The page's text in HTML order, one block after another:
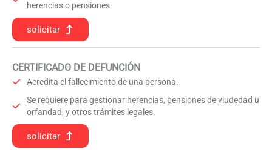
herencias o pensiones.
solicitar
CERTIFICADO DE DEFUNCIÓN
Acredita el fallecimiento de una persona.
Se requiere para gestionar herencias, pensiones de viudedad u
orfandad, y otros trámites legales.
solicitar